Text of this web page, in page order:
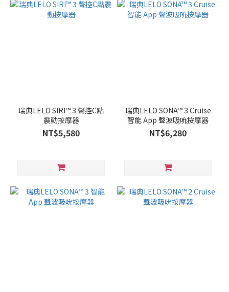
瑞典LELO SIRI™ 3 聲控C點
震動按摩器
NT$5,580
瑞典LELO SONA™ 3 Cruise
智能 App 聲波吸吮按摩器
NT$6,280